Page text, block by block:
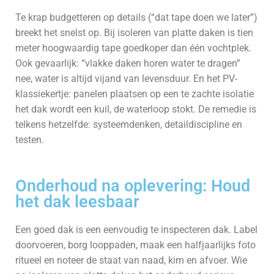
Te krap budgetteren op details (“dat tape doen we later”)
breekt het snelst op. Bij isoleren van platte daken is tien
meter hoogwaardig tape goedkoper dan één vochtplek.
Ook gevaarlijk: “vlakke daken horen water te dragen”
nee, water is altijd vijand van levensduur. En het PV-
klassiekertje: panelen plaatsen op een te zachte isolatie
het dak wordt een kuil, de waterloop stokt. De remedie is
telkens hetzelfde: systeemdenken, detaildiscipline en
testen.
Onderhoud na oplevering: Houd
het dak leesbaar
Een goed dak is een eenvoudig te inspecteren dak. Label
doorvoeren, borg looppaden, maak een halfjaarlijks foto
ritueel en noteer de staat van naad, kim en afvoer. Wie